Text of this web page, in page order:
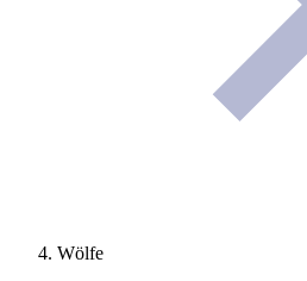
Wölfe